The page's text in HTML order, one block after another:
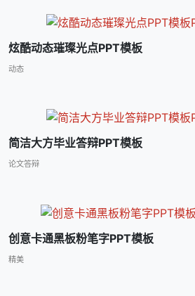
炫酷动态璀璨光点PPT模板
动态
简洁大方毕业答辩PPT模板
论文答辩
创意卡通黑板粉笔字PPT模板
精美